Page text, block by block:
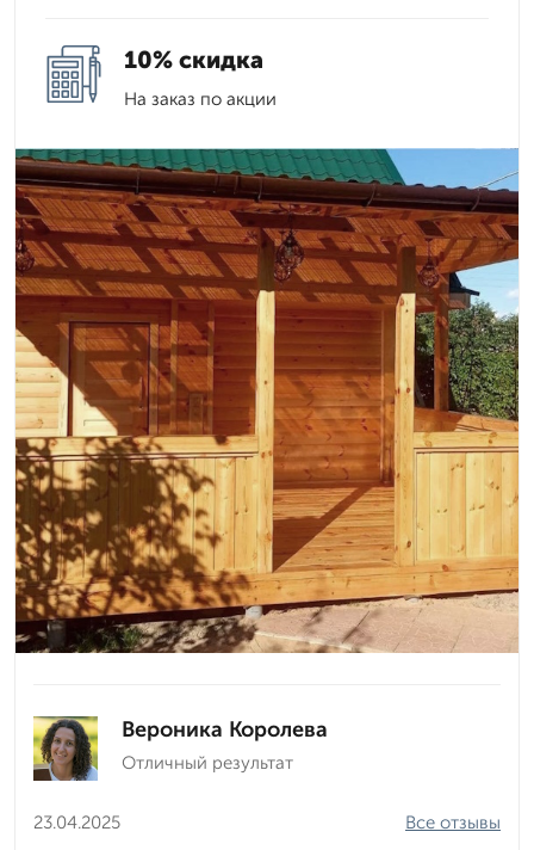
10% скидка
На заказ по акции
Вероника Королева
Отличный результат
23.04.2025
Все отзывы